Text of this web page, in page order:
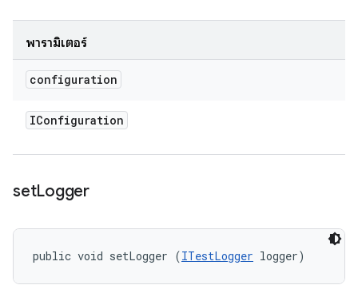
พารามิเตอร์
configuration
IConfiguration
setLogger
public void setLogger (ITestLogger logger)